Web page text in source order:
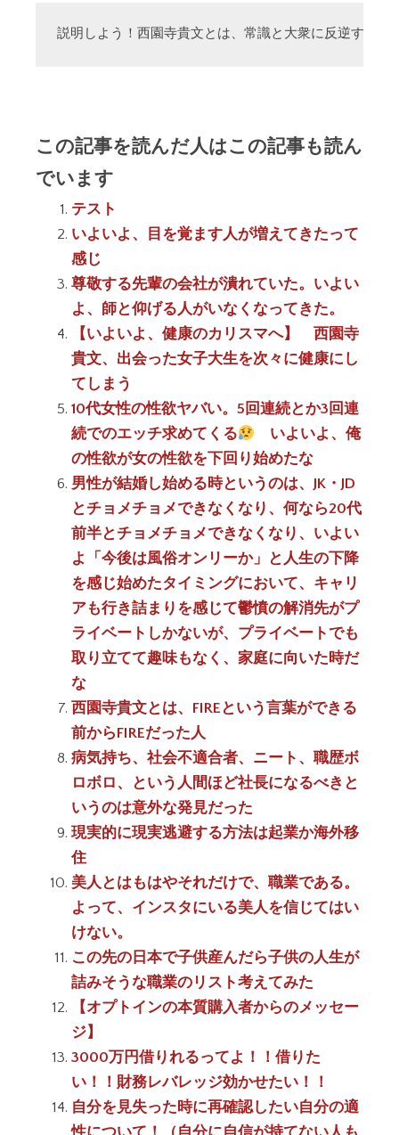
説明しよう！西園寺貴文とは、常識と大衆に反逆する
この記事を読んだ人はこの記事も読ん
でいます
テスト
いよいよ、目を覚ます人が増えてきたって
感じ
尊敬する先輩の会社が潰れていた。いよい
よ、師と仰げる人がいなくなってきた。
【いよいよ、健康のカリスマへ】 西園寺
貴文、出会った女子大生を次々に健康にし
てしまう
10代女性の性欲ヤバい。5回連続とか3回連
続でのエッチ求めてくる
いよいよ、俺
の性欲が女の性欲を下回り始めたな
男性が結婚し始める時というのは、JK・JD
とチョメチョメできなくなり、何なら20代
前半とチョメチョメできなくなり、いよい
よ「今後は風俗オンリーか」と人生の下降
を感じ始めたタイミングにおいて、キャリ
アも行き詰まりを感じて鬱憤の解消先がプ
ライベートしかないが、プライベートでも
取り立てて趣味もなく、家庭に向いた時だ
な
西園寺貴文とは、FIREという言葉ができる
前からFIREだった人
病気持ち、社会不適合者、ニート、職歴ボ
ロボロ、という人間ほど社長になるべきと
いうのは意外な発見だった
現実的に現実逃避する方法は起業か海外移
住
美人とはもはやそれだけで、職業である。
よって、インスタにいる美人を信じてはい
けない。
この先の日本で子供産んだら子供の人生が
詰みそうな職業のリスト考えてみた
【オプトインの本質購入者からのメッセー
ジ】
3000万円借りれるってよ！！借りた
い！！財務レバレッジ効かせたい！！
自分を見失った時に再確認したい自分の適